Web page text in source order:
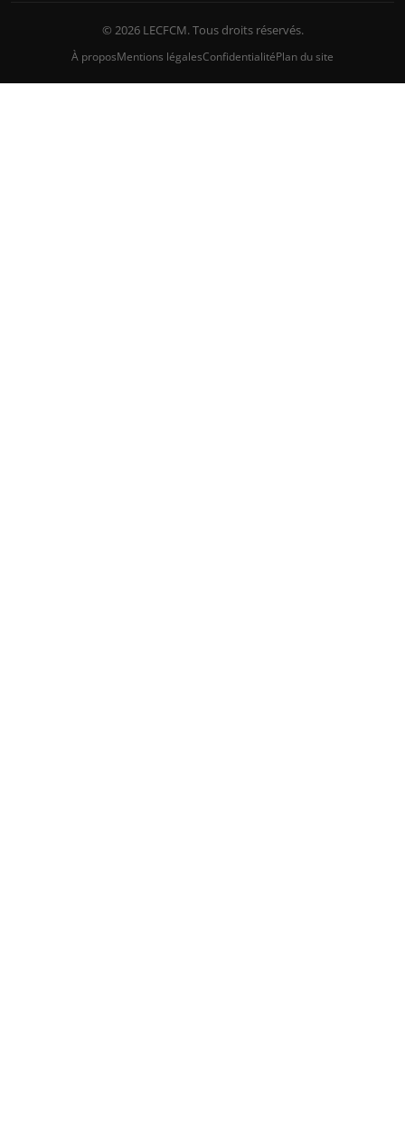
© 2026 LECFCM. Tous droits réservés.
À proposMentions légalesConfidentialitéPlan du site